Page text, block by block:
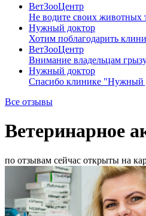
ВетЗооЦентр
Не водите своих животных
Нужный доктор
Хотим поблагодарить
ВетЗооЦентр
Внимание владельцам
Нужный доктор
Спасибо клинике "Нужный
Все отзывы
Ветеринарное
по отзывам сейчас открыты на